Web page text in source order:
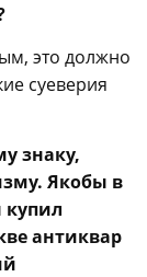
это должно
суеверия
знаку,
Якобы в
купил
антиквар